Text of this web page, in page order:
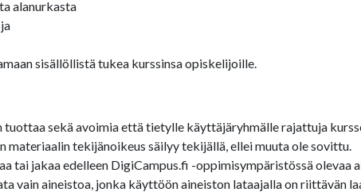
alanurkasta
sisällöllistä tukea kurssinsa opiskelijoille.
sekä avoimia että tietylle käyttäjäryhmälle rajattuja
tekijänoikeus säilyy tekijällä, ellei muuta ole sovittu.
tai jakaa edelleen DigiCampus.fi -oppimisympäristössä olevaa
vain aineistoa, jonka käyttöön aineiston lataajalla on riittävän